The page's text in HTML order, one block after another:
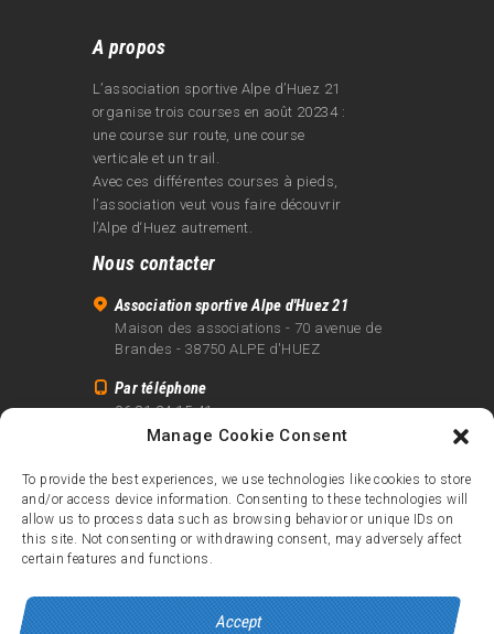
Manage Cookie Consent
To provide the best experiences, we use technologies like cookies to store
and/or access device information. Consenting to these technologies will
allow us to process data such as browsing behavior or unique IDs on
this site. Not consenting or withdrawing consent, may adversely affect
certain features and functions.
Accept
A propos
L’association sportive Alpe d’Huez 21
organise trois courses en août 20234 :
une course sur route, une course
verticale et un trail.
Avec ces différentes courses à pieds,
l’association veut vous faire découvrir
l’Alpe d‘Huez autrement.
Nous contacter
Association sportive Alpe d'Huez 21
Maison des associations - 70 avenue de
Brandes - 38750 ALPE d'HUEZ
Par téléphone
06 81 24 15 41
info@alpe21.fr
Mentions légales
Contact
crédits